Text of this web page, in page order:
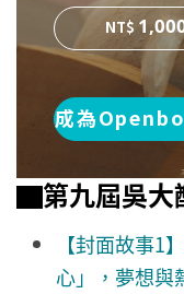
成為
▇第九屆吳大
【封面故事1
心」，夢想與